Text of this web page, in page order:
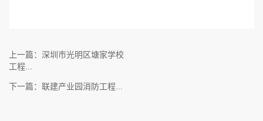
上一篇：深圳市光明区塘家学校
工程...
下一篇：联建产业园消防工程...